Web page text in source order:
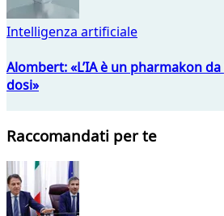
Intelligenza artificiale
Alombert: «L’IA è un pharmakon
dosi»
Raccomandati per te